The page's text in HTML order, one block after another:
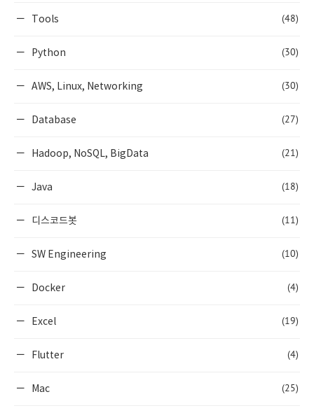
Tools (48)
Python (30)
AWS, Linux, Networking (30)
Database (27)
Hadoop, NoSQL, BigData (21)
Java (18)
디스코드봇 (11)
SW Engineering (10)
Docker (4)
Excel (19)
Flutter (4)
Mac (25)